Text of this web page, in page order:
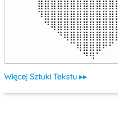
Więcej Sztuki Tekstu ▸▸